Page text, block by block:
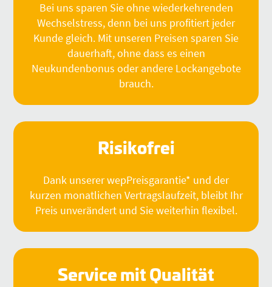
Bei uns sparen Sie ohne wiederkehrenden
Wechselstress, denn bei uns profitiert jeder
Kunde gleich. Mit unseren Preisen sparen Sie
dauerhaft, ohne dass es einen
Neukundenbonus oder andere Lockangebote
brauch.
Risikofrei
Dank unserer wepPreisgarantie* und der
kurzen monatlichen Vertragslaufzeit, bleibt Ihr
Preis unverändert und Sie weiterhin flexibel.
Service mit Qualität